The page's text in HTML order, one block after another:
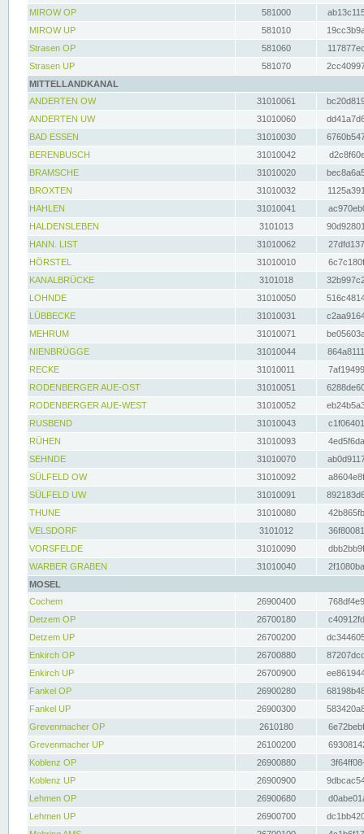
MIROW OP
581000
MIROW UP
581010
Strasen OP
581060
Strasen UP
581070
MITTELLANDKANAL
ANDERTEN OW
31010061
ANDERTEN UW
31010060
BAD ESSEN
31010030
BERENBUSCH
31010042
BRAMSCHE
31010020
BROXTEN
31010032
HAHLEN
31010041
HALDENSLEBEN
3101013
HANN. LIST
31010062
HÖRSTEL
31010010
KANALBRÜCKE
3101018
LOHNDE
31010050
LÜBBECKE
31010031
MEHRUM
31010071
NIENBRÜGGE
31010044
RECKE
31010011
RODENBERGER AUE-OST
31010051
RODENBERGER AUE-WEST
31010052
RUSBEND
31010043
RÜHEN
31010093
SEHNDE
31010070
SÜLFELD OW
31010092
SÜLFELD UW
31010091
THUNE
31010080
VELSDORF
3101012
VORSFELDE
31010090
WARBER GRABEN
31010040
MOSEL
Cochem
26900400
Detzem OP
26700180
Detzem UP
26700200
Enkirch OP
26700880
Enkirch UP
26700900
Fankel OP
26900280
Fankel UP
26900300
Grevenmacher OP
2610180
Grevenmacher UP
26100200
Koblenz OP
26900880
Koblenz UP
26900900
Lehmen OP
26900680
Lehmen UP
26900700